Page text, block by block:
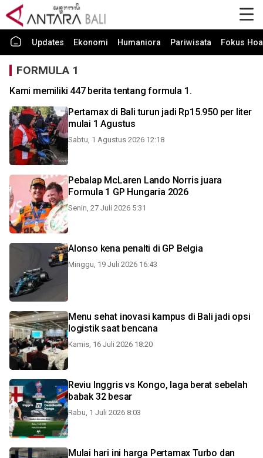
Updates Ekonomi Humaniora Pariwisata Fokus
FORMULA 1
Kami memiliki 447 berita tentang formula 1.
Pertamax di Bali turun jadi Rp15.950 per liter
mulai 1 Agustus
Sabtu, 1 Agustus 2026 12:18
Pebalap McLaren Lando Norris juara
Formula 1 GP Hungaria 2026
Senin, 27 Juli 2026 5:31
Alonso kena penalti di GP Belgia
Minggu, 19 Juli 2026 16:43
Menu sehat inovasi kampus di Bali jadi opsi
logistik saat bencana
Kamis, 16 Juli 2026 18:20
Reviu Inggris vs Kongo, laga berat sebelah
babak 32 besar
Rabu, 1 Juli 2026 8:03
Mulai hari ini harga Pertamax Turbo dan